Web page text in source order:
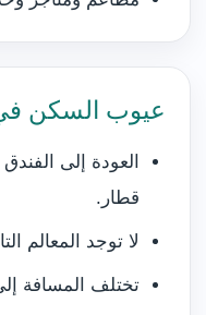
عيوب السكن
العودة إلى
قطار.
لا توجد المعالم
تختلف المسافة